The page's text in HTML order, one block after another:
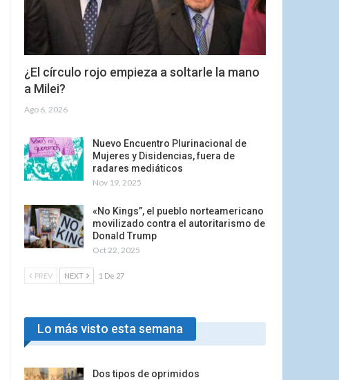
¿El círculo rojo empieza a soltarle la mano
a Milei?
Ago 6, 2026
Nuevo Encuentro Plurinacional de
Mujeres y Disidencias, fuera de
radares mediáticos
Nov 19, 2025
«No Kings”, el pueblo norteamericano
movilizado contra el autoritarismo de
Donald Trump
Oct 22, 2025
PREV NEXT 1 De 27
Lo más visto esta semana
Dos tipos de oprimidos